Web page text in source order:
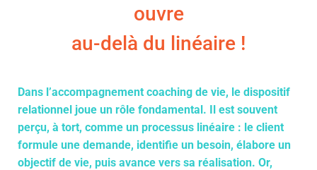
ouvre
au-delà du linéaire !
Dans l’accompagnement coaching de vie, le dispositif
relationnel joue un rôle fondamental. Il est souvent
perçu, à tort, comme un processus linéaire : le client
formule une demande, identifie un besoin, élabore un
objectif de vie, puis avance vers sa réalisation. Or,